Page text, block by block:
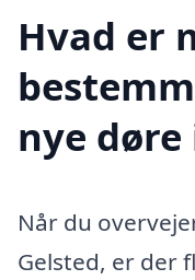
Hvad er
nye døre
Når du
Gelsted, er der